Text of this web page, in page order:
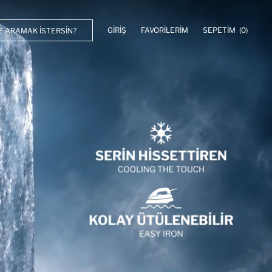
GIRIŞ FAVORILERIM SEPETIM (0)